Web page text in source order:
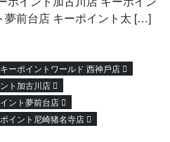
夢前台店 キーポイント太 […]
更のお知らせ
キーポイントワールド ⻄神戶店
ト加古川店
ント夢前台店
イント尼崎猪名寺店